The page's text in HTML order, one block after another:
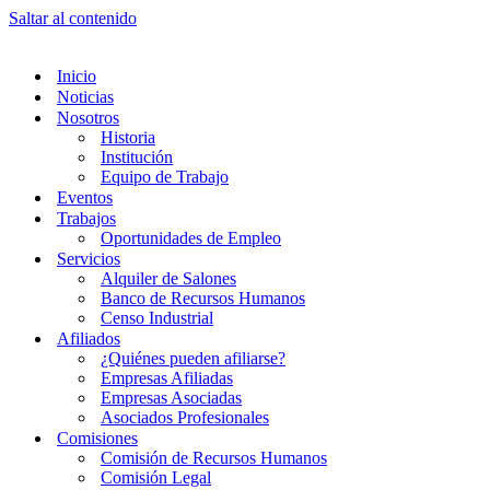
Saltar al contenido
Inicio
Noticias
Nosotros
Historia
Institución
Equipo de Trabajo
Eventos
Trabajos
Oportunidades de Empleo
Servicios
Alquiler de Salones
Banco de Recursos Humanos
Censo Industrial
Afiliados
¿Quiénes pueden afiliarse?
Empresas Afiliadas
Empresas Asociadas
Asociados Profesionales
Comisiones
Comisión de Recursos Humanos
Comisión Legal